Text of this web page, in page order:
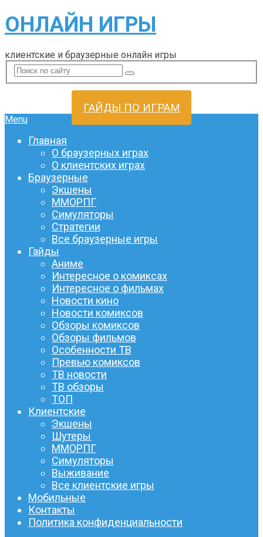
ОНЛАЙН ИГРЫ
клиентские и браузерные онлайн игры
ГАЙДЫ ПО ИГРАМ
Menu
Главная
О браузерных играх
О клиентских играх
Браузерные
Экшены
ММОРПГ
Симуляторы
Стратегии
Все браузерные игры
Гайды
Аниме
Интересное о комиксах
Интересное о фильмах
Новости кино
Новости комиксов
Обзоры комиксов
Обзоры фильмов
Особенности ТВ
Превью комиксов
ТВ новости
ТВ обзоры
ТОП
Клиентские
Экшены
Шутеры
ММОРПГ
Симуляторы
Выживание
Все клиентские игры
Мобильные
Контакты
Политика конфиденциальности